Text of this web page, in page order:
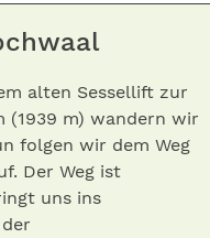
alten Sessellift zur
(1939 m) wandern wir
folgen wir dem Weg
Der Weg ist
uns ins